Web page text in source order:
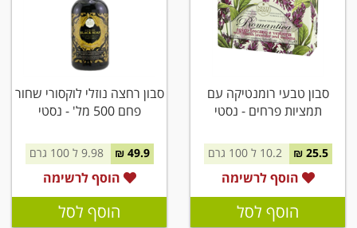
סבון טבעי רומנטיקה עם
תמציות פרחים - נסטי
25.5 ₪ 10.2 ל 100 גרם
הוסף לרשימה
הוסף לסל
סבון רחצה נוזלי לוקסורי שחור
פחם 500 מל' - נסטי
49.9 ₪ 9.98 ל 100 גרם
הוסף לרשימה
הוסף לסל